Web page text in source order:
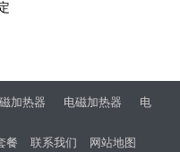
加热器 电磁加热器
电
餐 联系我们
网站地图